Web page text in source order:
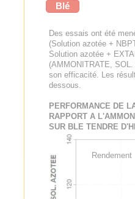
Blé
Des essais ont été
(Solution azotée +
Solution azotée +
(AMMONITRATE,
son efficacité. Les
dessous.
PERFORMANCE DE
RAPPORT A
SUR BLE TENDRE
Rendement